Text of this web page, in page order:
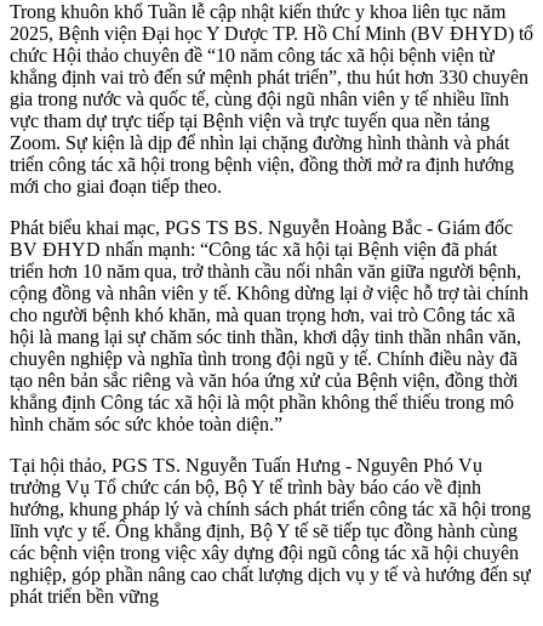
Trong khuôn khổ Tuần lễ cập nhật kiến thức y khoa liên tục năm
2025, Bệnh viện Đại học Y Dược TP. Hồ Chí Minh (BV ĐHYD) tổ
chức Hội thảo chuyên đề “10 năm công tác xã hội bệnh viện từ
khẳng định vai trò đến sứ mệnh phát triển”, thu hút hơn 330 chuyên
gia trong nước và quốc tế, cùng đội ngũ nhân viên y tế nhiều lĩnh
vực tham dự trực tiếp tại Bệnh viện và trực tuyến qua nền tảng
Zoom. Sự kiện là dịp để nhìn lại chặng đường hình thành và phát
triển công tác xã hội trong bệnh viện, đồng thời mở ra định hướng
mới cho giai đoạn tiếp theo.
Phát biểu khai mạc, PGS TS BS. Nguyễn Hoàng Bắc - Giám đốc
BV ĐHYD nhấn mạnh: “Công tác xã hội tại Bệnh viện đã phát
triển hơn 10 năm qua, trở thành cầu nối nhân văn giữa người bệnh,
cộng đồng và nhân viên y tế. Không dừng lại ở việc hỗ trợ tài chính
cho người bệnh khó khăn, mà quan trọng hơn, vai trò Công tác xã
hội là mang lại sự chăm sóc tinh thần, khơi dậy tinh thần nhân văn,
chuyên nghiệp và nghĩa tình trong đội ngũ y tế. Chính điều này đã
tạo nên bản sắc riêng và văn hóa ứng xử của Bệnh viện, đồng thời
khẳng định Công tác xã hội là một phần không thể thiếu trong mô
hình chăm sóc sức khỏe toàn diện.”
Tại hội thảo, PGS TS. Nguyễn Tuấn Hưng - Nguyên Phó Vụ
trưởng Vụ Tổ chức cán bộ, Bộ Y tế trình bày báo cáo về định
hướng, khung pháp lý và chính sách phát triển công tác xã hội trong
lĩnh vực y tế. Ông khẳng định, Bộ Y tế sẽ tiếp tục đồng hành cùng
các bệnh viện trong việc xây dựng đội ngũ công tác xã hội chuyên
nghiệp, góp phần nâng cao chất lượng dịch vụ y tế và hướng đến sự
phát triển bền vững